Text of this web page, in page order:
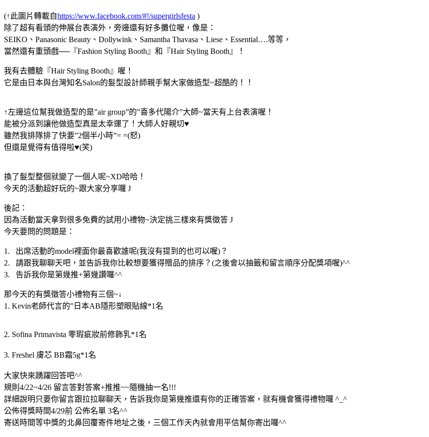
(↑此圖片轉載自https://www.facebook.com/#!/supergirlsfesta )
除了超有看頭的伸展台表演外，旁邊還有好多攤位喔，像是：
SEIKO 、 Panasonic Beauty 、 Dollywink 、 Samantha Thavasa 、 Liese 、 Essential….等等，
當然還有重頭戲──『Fashion Styling Booth 』和『Hair Styling Booth 』！
我有去體驗『Hair Styling Booth 』喔！
它是由日本與台灣知名Salon的髮型設計師親手幫大家做造型~超酷的！！
↑左邊這位幫我做造型的是”air group”的”喜多代陽介”大師~當天有上台表演喔！
能被分派到讓他做造型真是太幸運了！大師人好親切♥
雖然我排隊排了快要”2個半小時”= =(怒)
但還是覺得有值得啦♥(笑)
換了髮型整個就變了一個人呢~XD哈哈！
今天的活動超好玩的~跟大家分享囉 J
後記：
因為活動當天拿到很多免費的試用小禮物~決定挑三樣來有獎徵答 J
今天要問的問題是：
1. 出席活動的model裡面你最喜歡誰呢(我沒有提到的也可以喔) ？
2.
請跟我聊聊天吧，並告訴我你比較想要獲得贈品的排序？ (之後會以抽籤和留言順序分配獎項喔)^^
3.
告訴我你是第幾推+第幾讚囉^^
那今天的有獎徵答小禮物有三個~↓
1. Kevin老師代言的” 日本AB隱形塑眼貼線*1名
2. Sofina Primavista 零瑕疵妝前修飾乳*1名
3. Freshel 膚芯 BB霜5g*1名
大家快來踴躍回答吧^^
規則 4/22~4/26 留言答對答案+推推~~隨機抽一名!!!
詳細說明 只要你留言跟拉拉聊聊天，告訴我你是第幾推還有你的正確答案，就有機會獲得禮物囉 ^_^
公佈得獎時間4/29前 公佈名單 3名^^
寄送時間等中獎的北鼻回覆寄件地址之後，三個工作天內就會用平信幫你寄出囉^^